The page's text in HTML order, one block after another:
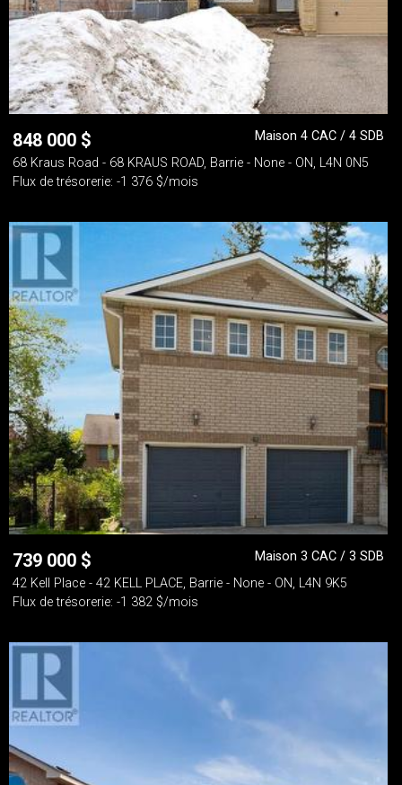
848 000 $
Maison 4 CAC / 4 SDB
68 Kraus Road - 68 KRAUS ROAD, Barrie - None - ON, L4N 0N5
Flux de trésorerie: -1 376 $/mois
739 000 $
Maison 3 CAC / 3 SDB
42 Kell Place - 42 KELL PLACE, Barrie - None - ON, L4N 9K5
Flux de trésorerie: -1 382 $/mois